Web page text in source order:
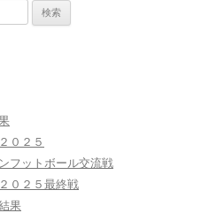
０２５
フットボール交流戦
０２５最終戦
果